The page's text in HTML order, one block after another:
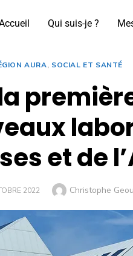
Qui suis-je ?
AURA, SOCIAL ET SANTÉ
et de
2022 Christophe